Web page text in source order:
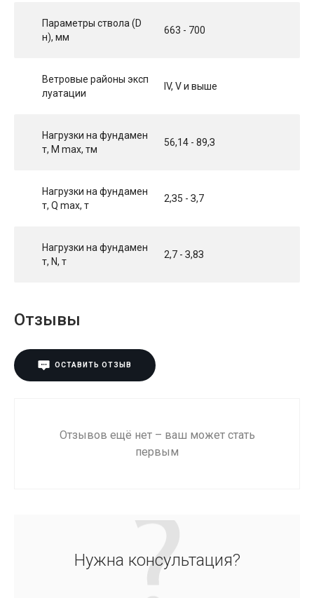
Параметры ствола (D
н), мм
663 - 700
Ветровые районы эксп
луатации
IV, V и вышe
Нагрузки на фундамен
т, М max, тм
56,14 - 89,З
Нагрузки на фундамен
т, Q max, т
2,З5 - З,7
Нагрузки на фундамен
т, N, т
2,7 - З,8З
Отзывы
ОСТАВИТЬ ОТЗЫВ
Отзывов ещё нет – ваш может стать
первым
Нужна консультация?